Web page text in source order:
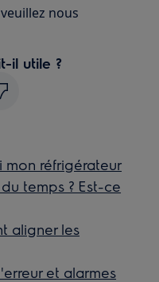
nous
il utile ?
mon réfrigérateur
temps ? Est-ce
aligner les
et alarmes